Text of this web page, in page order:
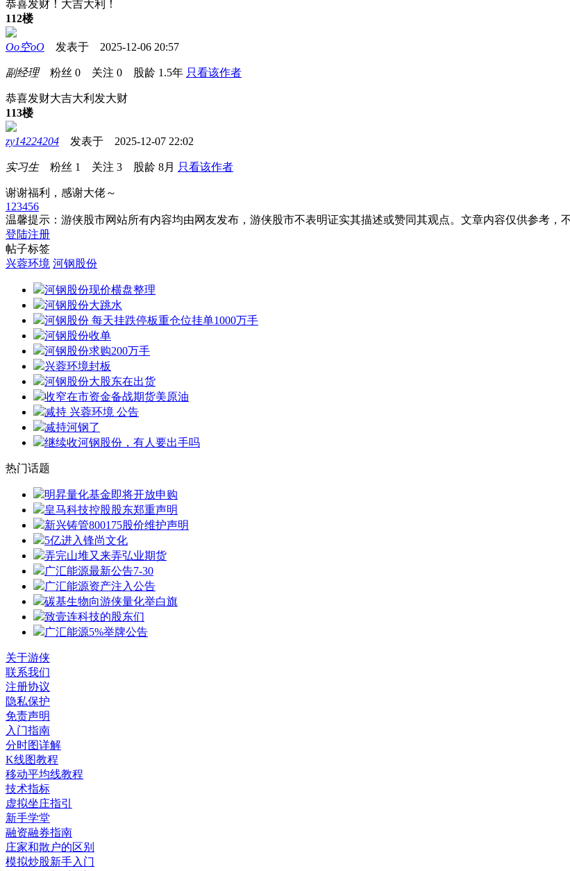
恭喜发财！大吉大利！
112楼
Oo空oO 发表于 2025-12-06 20:57
副经理粉丝 0 关注 0 股龄 1.5年 只看该作者
恭喜发财大吉大利发大财
113楼
zy14224204 发表于 2025-12-07 22:02
实习生粉丝 1 关注 3 股龄 8月 只看该作者
谢谢福利，感谢大佬～
1 23456
温馨提示：游侠股市网站所有内容均由网友发布，游侠股市不表明证实其描述或赞同其观点。文章内容仅供参考，
登陆注册
帖子标签
兴蓉环境 河钢股份
河钢股份现价横盘整理
河钢股份大跳水
河钢股份 每天挂跌停板重仓位挂单1000万手
河钢股份收单
河钢股份求购200万手
兴蓉环境封板
河钢股份大股东在出货
收窄在市资金备战期货美原油
减持 兴蓉环境 公告
减持河钢了
继续收河钢股份，有人要出手吗
热门话题
明昇量化基金即将开放申购
皇马科技控股股东郑重声明
新兴铸管800175股价维护声明
5亿进入锋尚文化
弄完山堆又来弄弘业期货
广汇能源最新公告7-30
广汇能源资产注入公告
碳基生物向游侠量化举白旗
致壹连科技的股东们
广汇能源5%举牌公告
关于游侠
联系我们
注册协议
隐私保护
免责声明
入门指南
分时图详解
K线图教程
移动平均线教程
技术指标
虚拟坐庄指引
新手学堂
融资融券指南
庄家和散户的区别
模拟炒股新手入门